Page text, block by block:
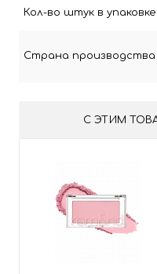
Кол-во штук в упаковке
Страна производства
С ЭТИМ